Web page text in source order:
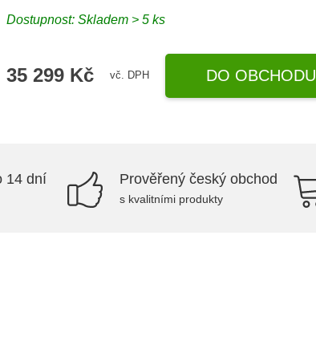
Dostupnost: Skladem > 5 ks
35 299 Kč vč. DPH DO
14 dní Prověřený český obchod
s kvalitními produkty